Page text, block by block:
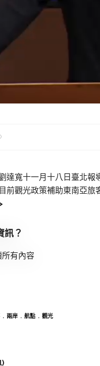
劉達寬十一月十八日臺北
前觀光政策補助東南亞
訊？
有內容
兩岸 航點 觀光